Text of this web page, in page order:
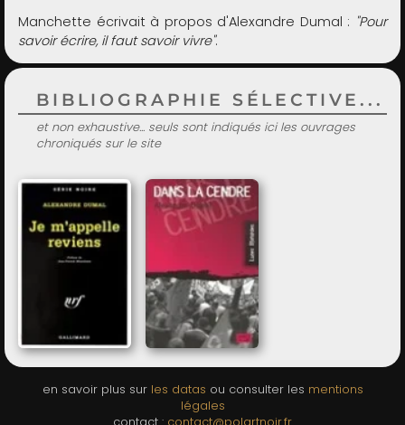
Manchette écrivait à propos d'Alexandre Dumal : "Pour
savoir écrire, il faut savoir vivre".
BIBLIOGRAPHIE SÉLECTIVE...
et non exhaustive... seuls sont indiqués ici les ouvrages
chroniqués sur le site
en savoir plus sur les datas ou consulter les mentions
légales
contact : contact@polartnoir.fr